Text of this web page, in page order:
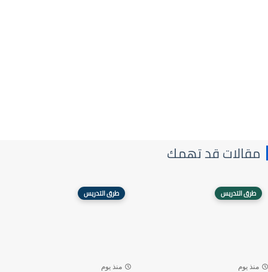
مقالات قد تهمك
طرق التدريس
منذ يوم
طرق التدريس
منذ يوم